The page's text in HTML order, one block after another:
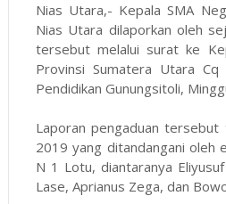
Nias Utara,- Kepala SMA
Nias Utara dilaporkan oleh
tersebut melalui surat ke
Provinsi Sumatera Utara Cq
Pendidikan Gunungsitoli,
Laporan pengaduan
2019 yang ditandangani oleh
N 1 Lotu, diantaranya
Lase, Aprianus Zega, dan